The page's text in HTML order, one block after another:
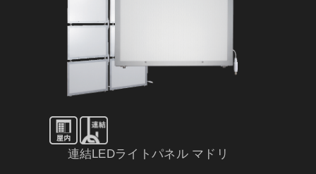
連結LEDライトパネル マドリ